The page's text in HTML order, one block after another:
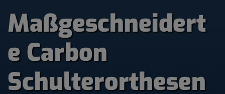
Maßgeschneidert
e Carbon
Schulterorthesen